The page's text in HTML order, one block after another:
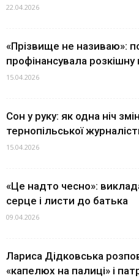
22.04.2026
«Прізвище не називаю»:
профінансувала
15.04.2026
Сон у руку: як одна ніч
тернопільської
15.04.2026
«Це надто чесно»:
серце і листи до батька
09.04.2026
Лариса Дідковська
«капелюх на палиці» і